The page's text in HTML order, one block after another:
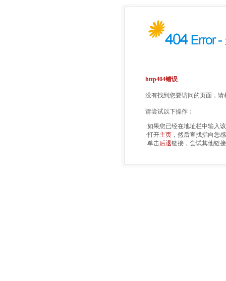
http404错误
没有找到您要访问的页面，
请尝试以下操作：
·如果您已经在地址栏中输入
·打开主页 ，然后查找指向您
·单击后退链接，尝试其他链